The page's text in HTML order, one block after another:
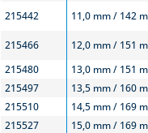
215442 11,0 mm / 142
215466 12,0 mm / 151
215480
13,0 mm / 151
215497
13,5 mm / 160
215510
14,5 mm / 169
215527
15,0 mm / 169